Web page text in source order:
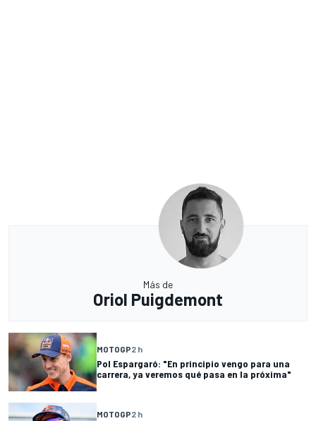
Más de
Oriol Puigdemont
MOTOGP2 h
Pol Espargaró: "En principio vengo para una
carrera, ya veremos qué pasa en la próxima"
MOTOGP2 h